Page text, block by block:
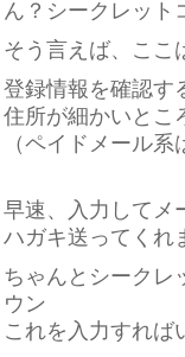
ん？シークレット
そう言えば、ここ
登録情報を確認す
住所が細かいとこ
（ペイドメール
早速、入力してメ
ハガキ送ってくれ
ちゃんとシークレ
ウン
これを入力すれば